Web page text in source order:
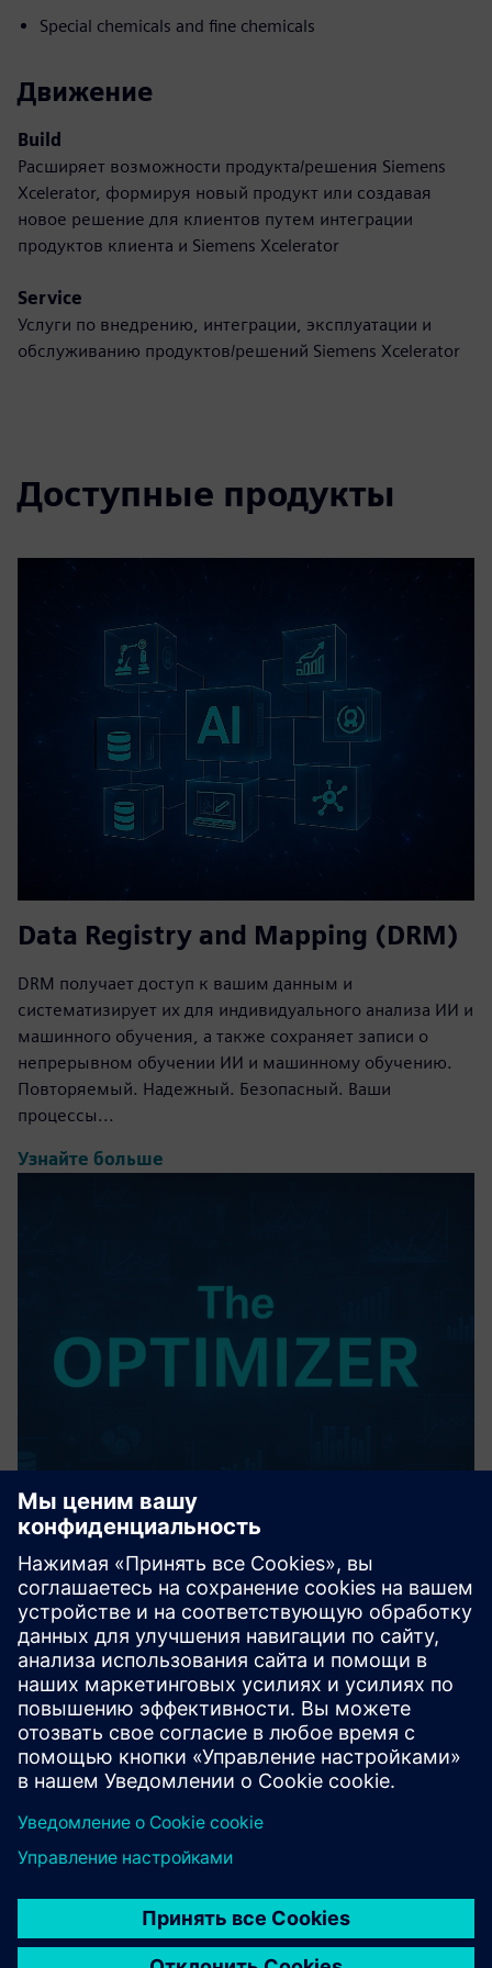
Special chemicals and fine chemicals
Движение
Build
Расширяет возможности продукта/решения Siemens
Xcelerator, формируя новый продукт или создавая
новое решение для клиентов путем интеграции
продуктов клиента и Siemens Xcelerator
Service
Услуги по внедрению, интеграции, эксплуатации и
обслуживанию продуктов/решений Siemens Xcelerator
Доступные продукты
Data Registry and Mapping (DRM)
DRM получает доступ к вашим данным и
систематизирует их для индивидуального анализа ИИ и
машинного обучения, а также сохраняет записи о
непрерывном обучении ИИ и машинному обучению.
Повторяемый. Надежный. Безопасный. Ваши
процессы...
Узнайте больше
The OPTIMIZER
Усовершенствованная замкнутая аналитика реальных
технологических данных с использованием
искусственного интеллекта и машинного обучения
позволяет оптимально сочетать входные и
управляющие параметры процесса для быстрого
повышения ...
Узнайте больше